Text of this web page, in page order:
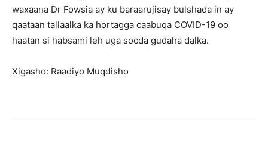
waxaana Dr Fowsia ay ku baraarujisay bulshada in ay
qaataan tallaalka ka hortagga caabuqa COVID-19 oo
haatan si habsami leh uga socda gudaha dalka.
Xigasho: Raadiyo Muqdisho